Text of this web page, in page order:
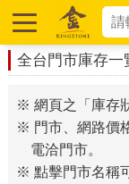
全台門市庫存一
※ 網頁之「庫存
※ 門市、網路價
電洽門市。
※ 點擊門市名稱